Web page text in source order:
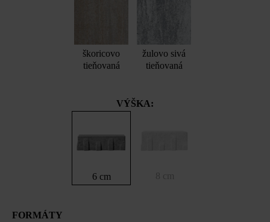
škoricovo
tieňovaná
žulovo sivá
tieňovaná
VÝŠKA:
6 cm
FORMÁTY